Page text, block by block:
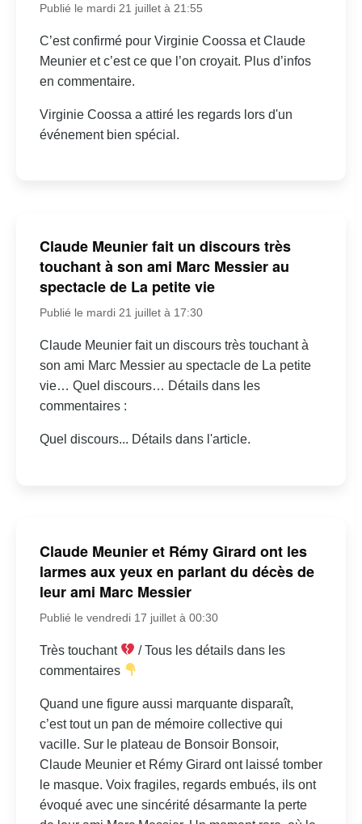
Publié le mardi 21 juillet à 21:55
C’est confirmé pour Virginie Coossa et Claude
Meunier et c’est ce que l’on croyait. Plus d’infos
en commentaire.
Virginie Coossa a attiré les regards lors d'un
événement bien spécial.
Claude Meunier fait un discours très
touchant à son ami Marc Messier au
spectacle de La petite vie
Publié le mardi 21 juillet à 17:30
Claude Meunier fait un discours très touchant à
son ami Marc Messier au spectacle de La petite
vie… Quel discours… Détails dans les
commentaires :
Quel discours... Détails dans l'article.
Claude Meunier et Rémy Girard ont les
larmes aux yeux en parlant du décès de
leur ami Marc Messier
Publié le vendredi 17 juillet à 00:30
Très touchant
/ Tous les détails dans les
commentaires
Quand une figure aussi marquante disparaît,
c’est tout un pan de mémoire collective qui
vacille. Sur le plateau de Bonsoir Bonsoir,
Claude Meunier et Rémy Girard ont laissé tomber
le masque. Voix fragiles, regards embués, ils ont
évoqué avec une sincérité désarmante la perte